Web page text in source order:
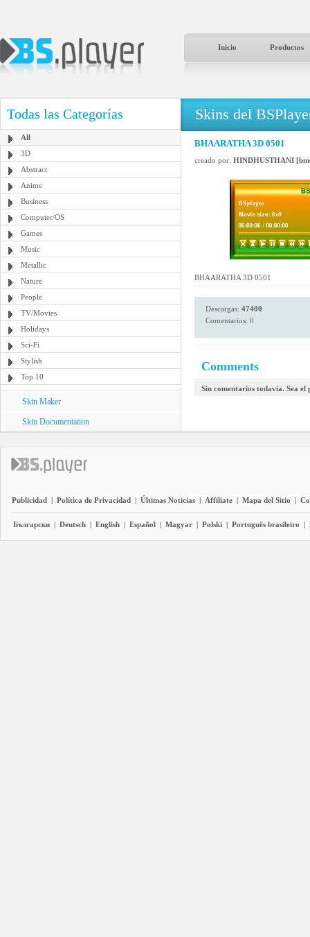
Inicio Productos
Todas las Categorías
All
3D
Abstract
Anime
Business
Computer/OS
Games
Music
Metallic
Nature
People
TV/Movies
Holidays
Sci-Fi
Stylish
Top 10
Skin Maker
Skin Documentation
Skins del
BHAARATHA 3D 0501
creado por: HINDHUSTHANI
BHAARATHA 3D 0501
Descargas: 47400
Comentarios: 0
Comments
Sin comentarios todavía. Sea
Publicidad | Política de Privacidad | Últimas Noticias | Affiliate | Mapa del Sitio |
Български | Deutsch | English | Español | Magyar | Polski | Português brasileiro |